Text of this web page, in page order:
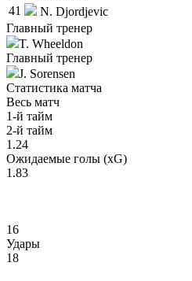
41
N. Djordjevic
Главный тренер
T. Wheeldon
Главный тренер
J. Sorensen
Статистика матча
Весь матч
1-й тайм
2-й тайм
1.24
Ожидаемые голы (xG)
1.83
16
Удары
18